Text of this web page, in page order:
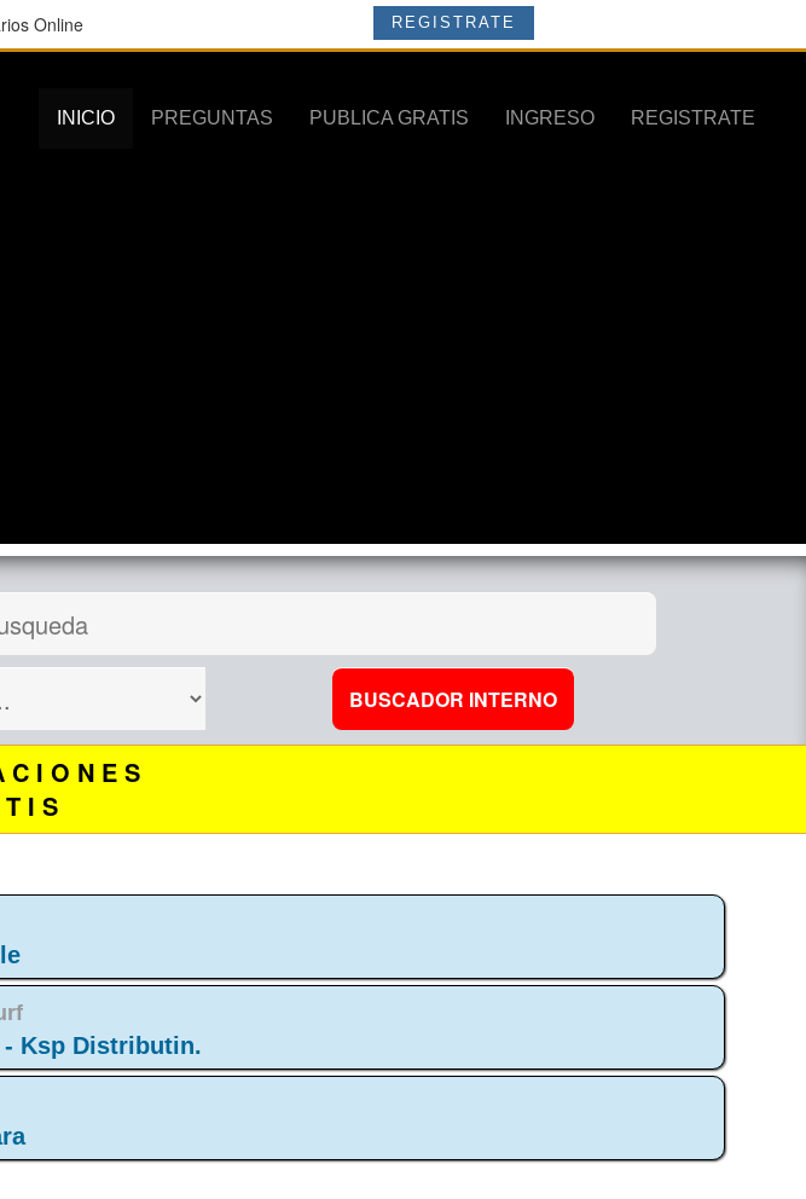
Online REGISTRATE
INICIO PREGUNTAS PUBLICA GRATIS INGRESO REGISTRATE
C I O N E S
I S
Ksp Distributin.